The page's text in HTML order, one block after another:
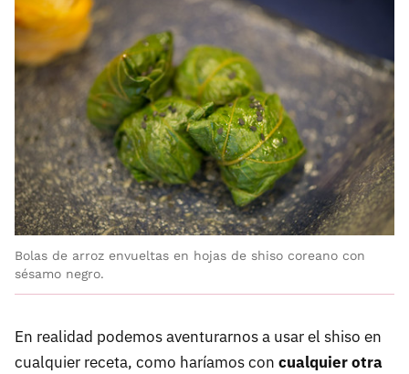
Bolas de arroz envueltas en hojas de shiso coreano con
sésamo negro.
En realidad podemos aventurarnos a usar el shiso en
cualquier receta, como haríamos con cualquier otra